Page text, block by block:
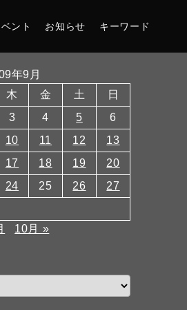
ント お知らせ キーワード
年9月
木 金 土
日
3 4 5
6
10 11 12
13
17 18 19
20
24 25 26
27
10月 »